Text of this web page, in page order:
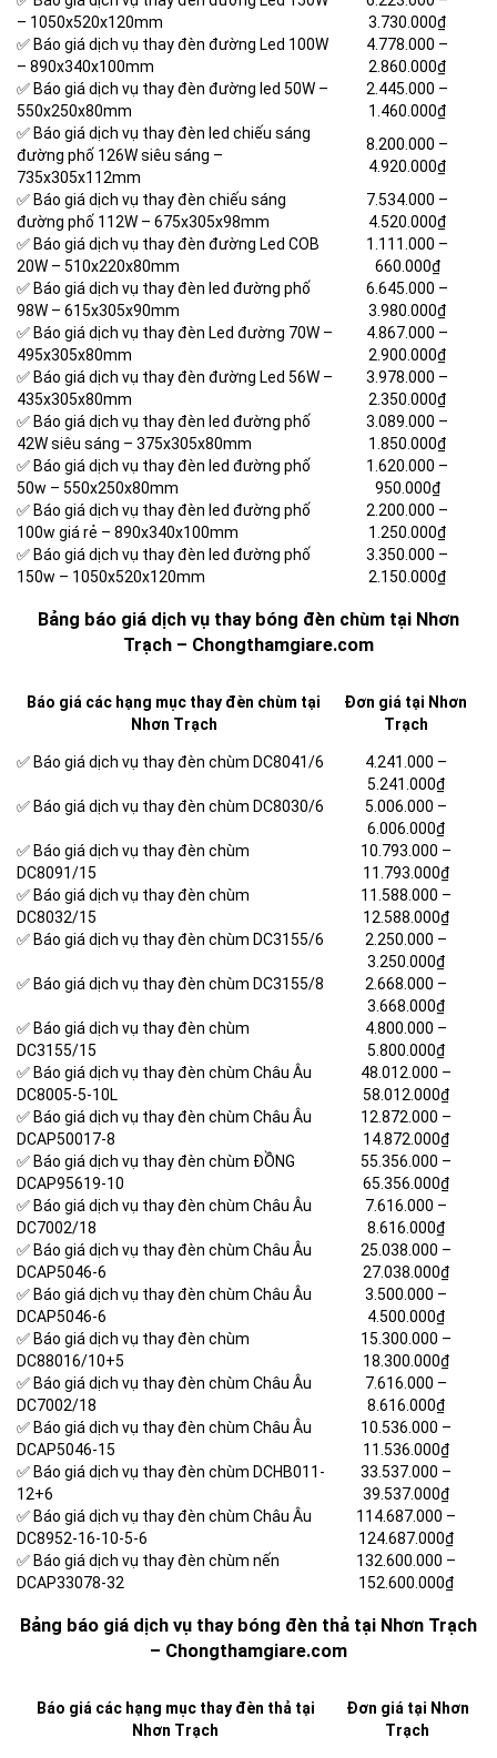
– 1050x520x120mm
3.730.000₫
✅ Báo giá dịch vụ thay đèn đường Led 100W
– 890x340x100mm
4.778.000 –
2.860.000₫
✅ Báo giá dịch vụ thay đèn đường led 50W –
550x250x80mm
2.445.000 –
1.460.000₫
✅ Báo giá dịch vụ thay đèn led chiếu sáng
đường phố 126W siêu sáng –
735x305x112mm
8.200.000 –
4.920.000₫
✅ Báo giá dịch vụ thay đèn chiếu sáng
đường phố 112W – 675x305x98mm
7.534.000 –
4.520.000₫
✅ Báo giá dịch vụ thay đèn đường Led COB
20W – 510x220x80mm
1.111.000 –
660.000₫
✅ Báo giá dịch vụ thay đèn led đường phố
98W – 615x305x90mm
6.645.000 –
3.980.000₫
✅ Báo giá dịch vụ thay đèn Led đường 70W –
495x305x80mm
4.867.000 –
2.900.000₫
✅ Báo giá dịch vụ thay đèn đường Led 56W –
435x305x80mm
3.978.000 –
2.350.000₫
✅ Báo giá dịch vụ thay đèn led đường phố
42W siêu sáng – 375x305x80mm
3.089.000 –
1.850.000₫
✅ Báo giá dịch vụ thay đèn led đường phố
50w – 550x250x80mm
1.620.000 –
950.000₫
✅ Báo giá dịch vụ thay đèn led đường phố
100w giá rẻ – 890x340x100mm
2.200.000 –
1.250.000₫
✅ Báo giá dịch vụ thay đèn led đường phố
150w – 1050x520x120mm
3.350.000 –
2.150.000₫
Bảng báo giá dịch vụ thay bóng đèn chùm tại Nhơn
Trạch – Chongthamgiare.com
Báo giá các hạng mục thay đèn chùm tại
Nhơn Trạch
Đơn giá tại Nhơn
Trạch
✅ Báo giá dịch vụ thay đèn chùm DC8041/6
4.241.000 –
5.241.000₫
✅ Báo giá dịch vụ thay đèn chùm DC8030/6
5.006.000 –
6.006.000₫
✅ Báo giá dịch vụ thay đèn chùm
DC8091/15
10.793.000 –
11.793.000₫
✅ Báo giá dịch vụ thay đèn chùm
DC8032/15
11.588.000 –
12.588.000₫
✅ Báo giá dịch vụ thay đèn chùm DC3155/6
2.250.000 –
3.250.000₫
✅ Báo giá dịch vụ thay đèn chùm DC3155/8
2.668.000 –
3.668.000₫
✅ Báo giá dịch vụ thay đèn chùm
DC3155/15
4.800.000 –
5.800.000₫
✅ Báo giá dịch vụ thay đèn chùm Châu Âu
DC8005-5-10L
48.012.000 –
58.012.000₫
✅ Báo giá dịch vụ thay đèn chùm Châu Âu
DCAP50017-8
12.872.000 –
14.872.000₫
✅ Báo giá dịch vụ thay đèn chùm ĐỒNG
DCAP95619-10
55.356.000 –
65.356.000₫
✅ Báo giá dịch vụ thay đèn chùm Châu Âu
DC7002/18
7.616.000 –
8.616.000₫
✅ Báo giá dịch vụ thay đèn chùm Châu Âu
DCAP5046-6
25.038.000 –
27.038.000₫
✅ Báo giá dịch vụ thay đèn chùm Châu Âu
DCAP5046-6
3.500.000 –
4.500.000₫
✅ Báo giá dịch vụ thay đèn chùm
DC88016/10+5
15.300.000 –
18.300.000₫
✅ Báo giá dịch vụ thay đèn chùm Châu Âu
DC7002/18
7.616.000 –
8.616.000₫
✅ Báo giá dịch vụ thay đèn chùm Châu Âu
DCAP5046-15
10.536.000 –
11.536.000₫
✅ Báo giá dịch vụ thay đèn chùm DCHB011-
12+6
33.537.000 –
39.537.000₫
✅ Báo giá dịch vụ thay đèn chùm Châu Âu
DC8952-16-10-5-6
114.687.000 –
124.687.000₫
✅ Báo giá dịch vụ thay đèn chùm nến
DCAP33078-32
132.600.000 –
152.600.000₫
Bảng báo giá dịch vụ thay bóng đèn thả tại Nhơn Trạch
– Chongthamgiare.com
Báo giá các hạng mục thay đèn thả tại
Nhơn Trạch
Đơn giá tại Nhơn
Trạch